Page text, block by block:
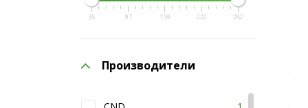
35 97 159 220 282
Производители